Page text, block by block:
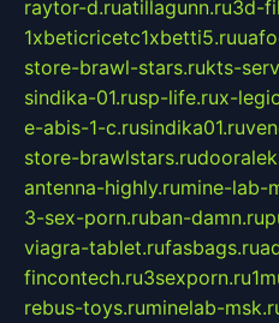
raytor-d.ruatillagunn.ru3d-
1xbeticricetc1xbetti5.ru
store-brawl-stars.rukts-
sindika-01.rusp-life.rux-
e-abis-1-c.rusindika01.ru
store-brawlstars.ru
antenna-highly.rumine-lab-
3-sex-porn.ruban-damn.ru
viagra-tablet.rufasbags.ru
fincontech.ru3sexporn.ru
rebus-toys.ruminelab-